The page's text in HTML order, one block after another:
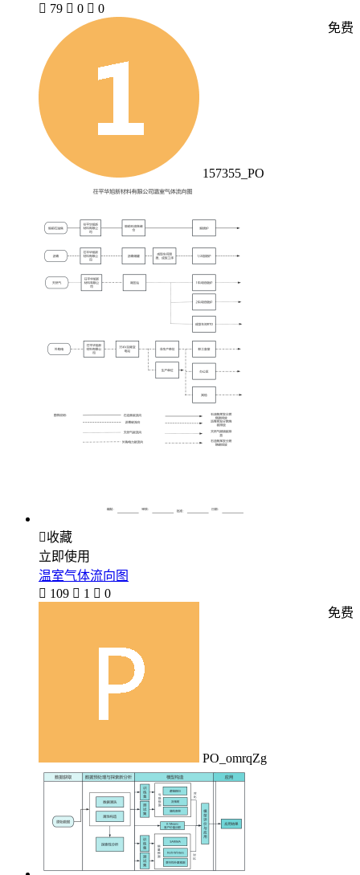
 79  0  0
157355_PO
免费
收藏
立即使用
温室气体流向图
 109  1  0
PO_omrqZg
免费